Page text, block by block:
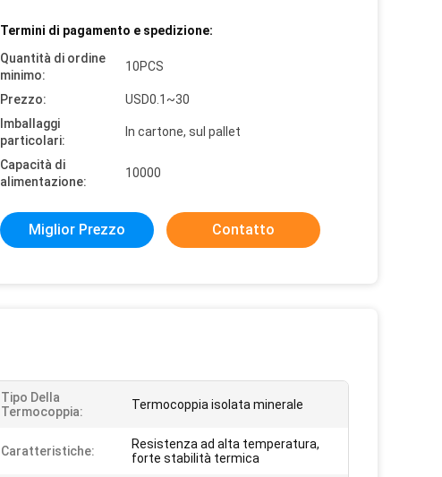
Termini di pagamento e spedizione:
Quantità di ordine
minimo:
10PCS
Prezzo:
USD0.1~30
Imballaggi
particolari:
In cartone, sul pallet
Capacità di
alimentazione:
10000
Miglior Prezzo Contatto
Tipo Della
Termocoppia:
Termocoppia isolata minerale
Caratteristiche:
Resistenza ad alta temperatura,
forte stabilità termica